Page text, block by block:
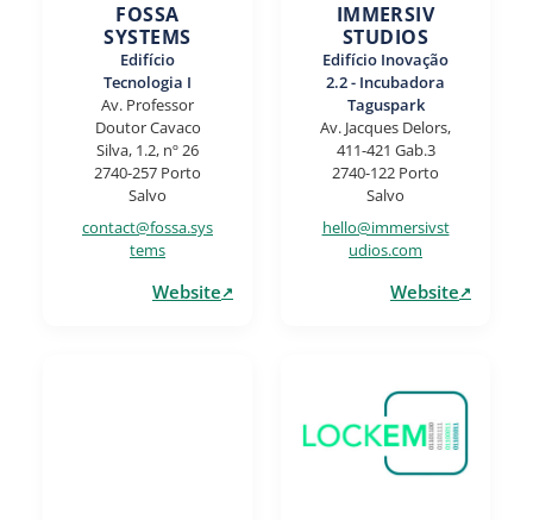
FOSSA
SYSTEMS
Edifício
Tecnologia I
Av. Professor
Doutor Cavaco
Silva, 1.2, nº 26
2740-257 Porto
Salvo
contact@fossa.sys
tems
Website
IMMERSIV
STUDIOS
Edifício Inovação
2.2 - Incubadora
Taguspark
Av. Jacques Delors,
411-421 Gab.3
2740-122 Porto
Salvo
hello@immersivst
udios.com
Website